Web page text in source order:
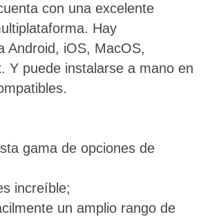
con una excelente
Hay
Android, iOS, MacOS,
Y puede instalarse a mano en
gama de opciones de
increíble;
un amplio rango de